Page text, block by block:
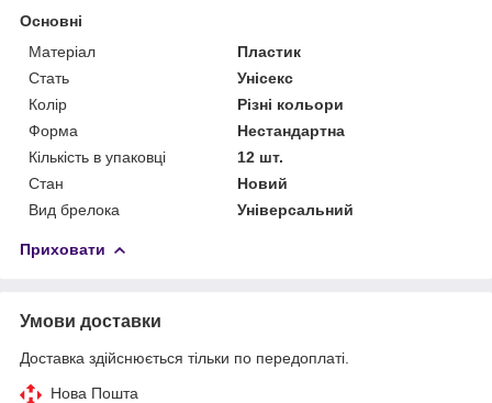
Основні
Матеріал
Пластик
Стать
Унісекс
Колір
Різні кольори
Форма
Нестандартна
Кількість в упаковці
12 шт.
Стан
Новий
Вид брелока
Універсальний
Приховати
Умови доставки
Доставка здійснюється тільки по передоплаті.
Нова Пошта